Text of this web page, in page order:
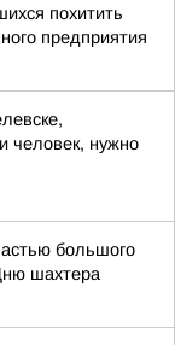
похитить
предприятия
человек, нужно
большого
шахтера